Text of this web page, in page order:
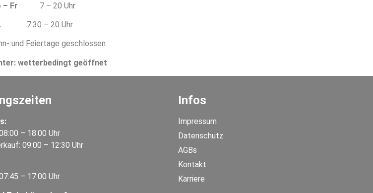
– Fr 7 – 20 Uhr
7:30 – 20 Uhr
und Feiertage geschlossen
wetterbedingt geöffnet
– 18:00 Uhr
09:00 – 12:30 Uhr
– 17:00 Uhr
Infos
Impressum
Datenschutz
AGBs
Kontakt
Karriere